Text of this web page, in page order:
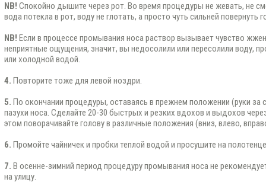
NB! Спокойно дышите через рот. Во время процедуры не жевать, не
вода потекла в рот, воду не глотать, а просто чуть сильней повернуть
NB! Если в процессе промывания носа раствор вызывает чувство
неприятные ощущения, значит, вы недосолили или пересолили воду,
или холодной водой.
4. Повторите тоже для левой ноздри.
5. По окончании процедуры, оставаясь в прежнем положении (руки за
пазухи носа. Сделайте 20-30 быстрых и резких вдохов и выдохов
этом поворачивайте голову в различные положения (вниз, влево,
6. Промойте чайничек и пробки теплой водой и просушите на
7. В осенне-зимний период процедуру промывания носа не
на улицу.